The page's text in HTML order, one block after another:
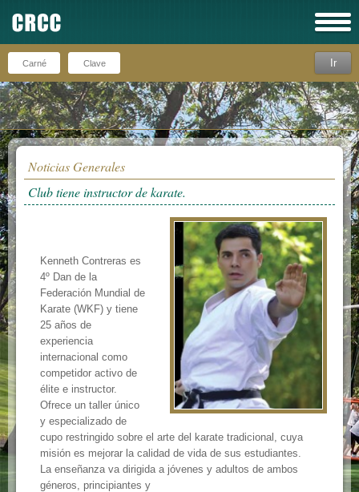
Recuérdeme
Ir
Noticias Generales
Club tiene instructor de karate.
Kenneth Contreras es
4º Dan de la
Federación Mundial de
Karate (WKF) y tiene
25 años de
experiencia
internacional como
competidor activo de
élite e instructor.
Ofrece un taller único
y especializado de
cupo restringido sobre el arte del karate tradicional, cuya
misión es mejorar la calidad de vida de sus estudiantes.
La enseñanza va dirigida a jóvenes y adultos de ambos
géneros, principiantes y